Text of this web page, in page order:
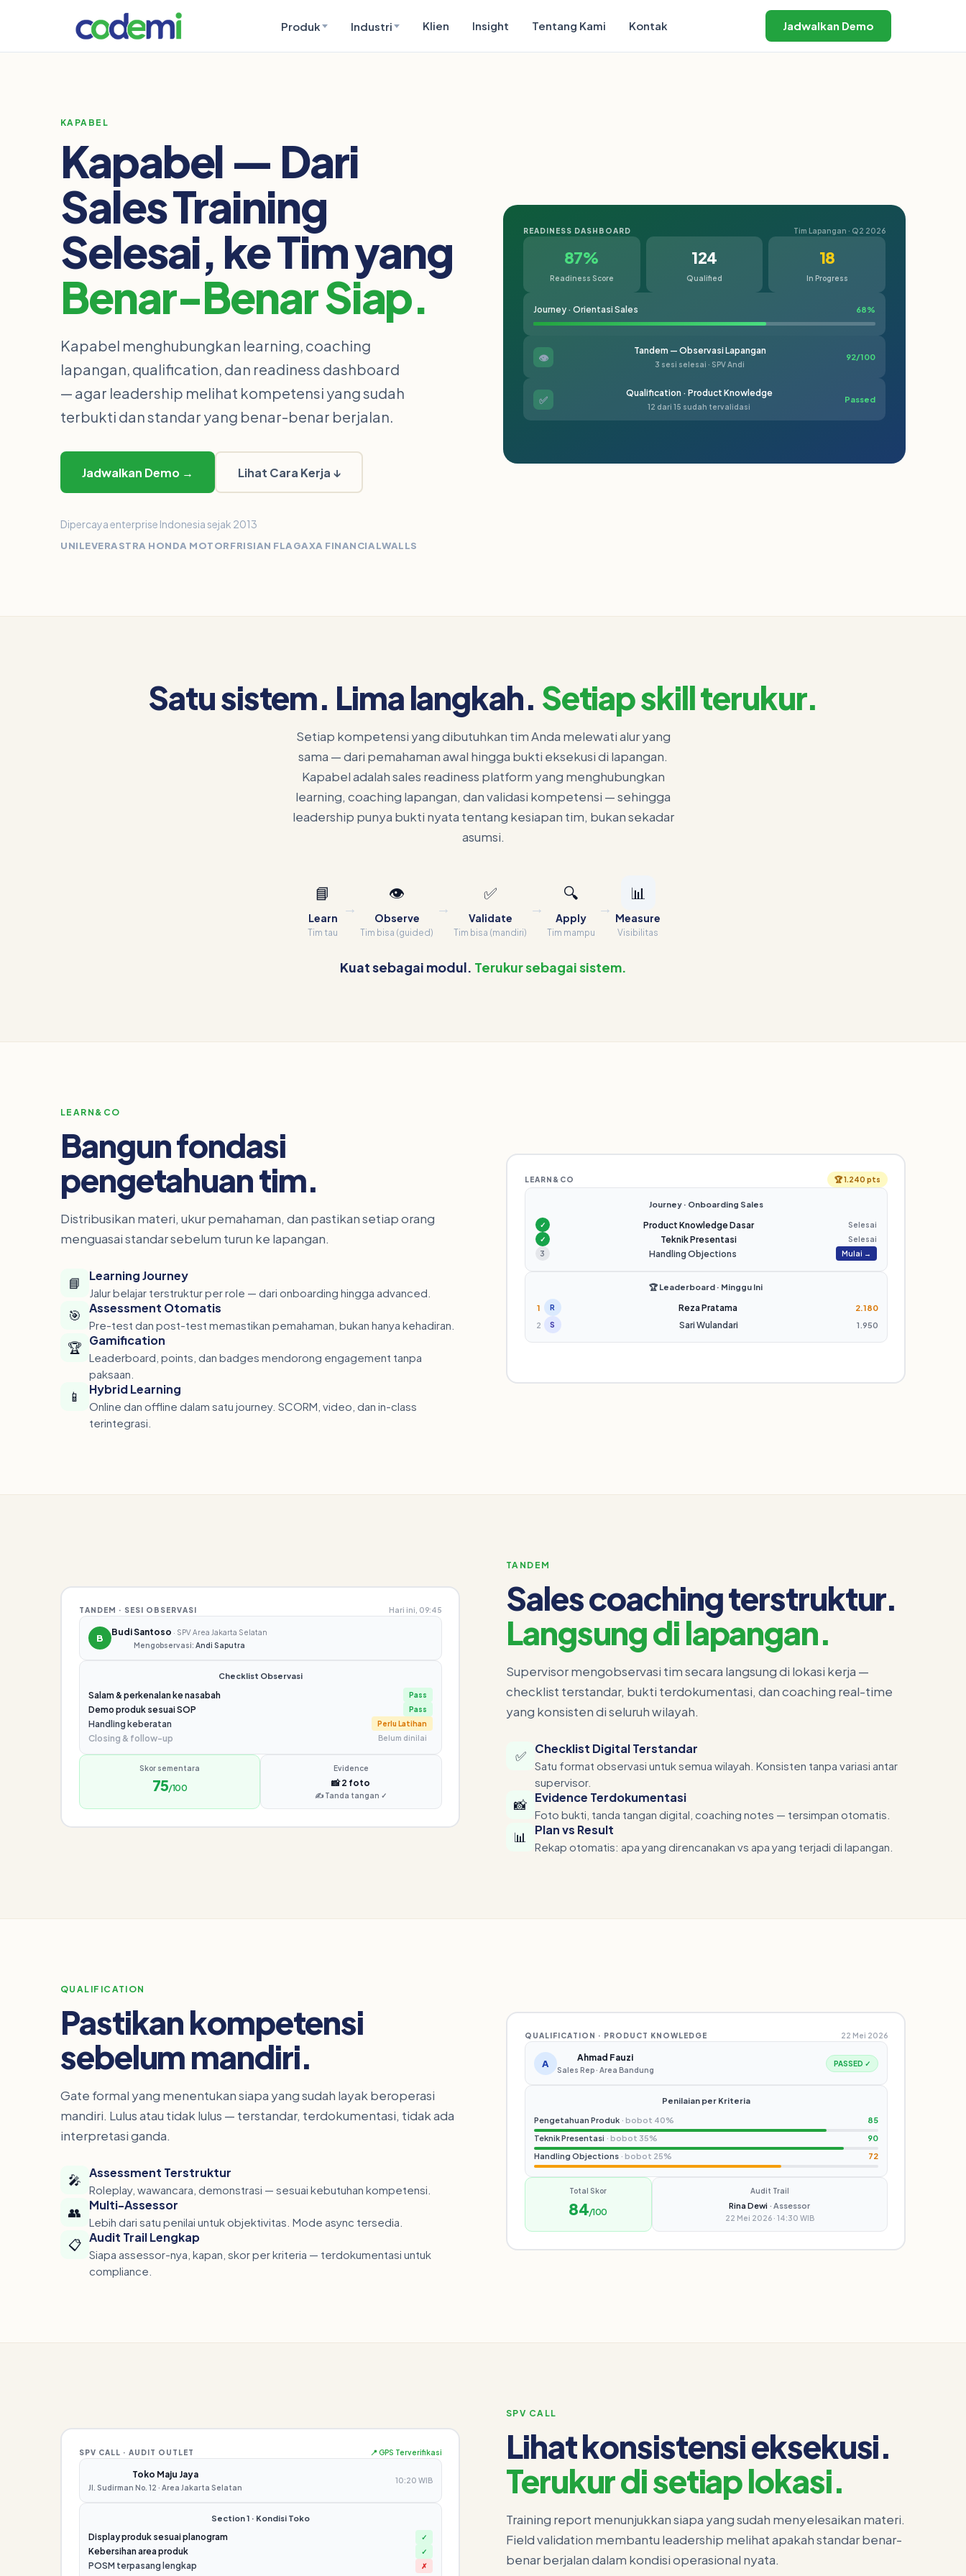
Produk Industri Klien Insight Tentang Kami Kontak Jadwalkan Demo
KAPABEL
Kapabel — Dari
Sales Training
Selesai, ke Tim yang
Benar-Benar Siap.
Kapabel menghubungkan learning, coaching
lapangan, qualification, dan readiness dashboard
— agar leadership melihat kompetensi yang sudah
terbukti dan standar yang benar-benar berjalan.
Jadwalkan Demo → Lihat Cara Kerja ↓
Dipercaya enterprise Indonesia sejak 2013
UNILEVERASTRA HONDA MOTORFRISIAN FLAGAXA FINANCIALWALLS
READINESS DASHBOARD Tim Lapangan · Q2 2026
87%
Readiness Score
124
Qualified
18
In Progress
Journey · Orientasi Sales 68%
👁 Tandem — Observasi Lapangan
3 sesi selesai · SPV Andi
92/100
✅ Qualification · Product Knowledge
12 dari 15 sudah tervalidasi
Passed
Satu sistem. Lima langkah. Setiap skill terukur.
Setiap kompetensi yang dibutuhkan tim Anda melewati alur yang
sama — dari pemahaman awal hingga bukti eksekusi di lapangan.
Kapabel adalah sales readiness platform yang menghubungkan
learning, coaching lapangan, dan validasi kompetensi — sehingga
leadership punya bukti nyata tentang kesiapan tim, bukan sekadar
asumsi.
📘
Learn
Tim tau
→
👁️
Observe
Tim bisa (guided)
→
✅
Validate
Tim bisa (mandiri)
→
🔍
Apply
Tim mampu
→
📊
Measure
Visibilitas
Kuat sebagai modul. Terukur sebagai sistem.
LEARN&CO
Bangun fondasi
pengetahuan tim.
Distribusikan materi, ukur pemahaman, dan pastikan setiap orang
menguasai standar sebelum turun ke lapangan.
📘 Learning Journey
Jalur belajar terstruktur per role — dari onboarding hingga advanced.
🎯 Assessment Otomatis
Pre-test dan post-test memastikan pemahaman, bukan hanya kehadiran.
🏆 Gamification
Leaderboard, points, dan badges mendorong engagement tanpa
paksaan.
📱 Hybrid Learning
Online dan offline dalam satu journey. SCORM, video, dan in-class
terintegrasi.
LEARN&CO 🏆 1.240 pts
Journey · Onboarding Sales
✓ Product Knowledge Dasar
Selesai
✓
Teknik Presentasi
Selesai
3
Handling Objections Mulai →
🏆 Leaderboard · Minggu Ini
1 R Reza Pratama
2.180
2
S Sari Wulandari 1.950
TANDEM
Sales coaching terstruktur.
Langsung di lapangan.
Supervisor mengobservasi tim secara langsung di lokasi kerja —
checklist terstandar, bukti terdokumentasi, dan coaching real-time
yang konsisten di seluruh wilayah.
✅ Checklist Digital Terstandar
Satu format observasi untuk semua wilayah. Konsisten tanpa variasi antar
supervisor.
📸 Evidence Terdokumentasi
Foto bukti, tanda tangan digital, coaching notes — tersimpan otomatis.
📊 Plan vs Result
Rekap otomatis: apa yang direncanakan vs apa yang terjadi di lapangan.
TANDEM · SESI OBSERVASI Hari ini, 09:45
B
Budi Santoso · SPV Area Jakarta Selatan
Mengobservasi: Andi Saputra
Checklist Observasi
Salam & perkenalan ke nasabah Pass
Demo produk sesuai SOP Pass
Handling keberatan Perlu Latihan
Closing & follow-up Belum dinilai
Skor sementara
75/100
Evidence
📸 2 foto
✍ Tanda tangan ✓
QUALIFICATION
Pastikan kompetensi
sebelum mandiri.
Gate formal yang menentukan siapa yang sudah layak beroperasi
mandiri. Lulus atau tidak lulus — terstandar, terdokumentasi, tidak ada
interpretasi ganda.
🎤 Assessment Terstruktur
Roleplay, wawancara, demonstrasi — sesuai kebutuhan kompetensi.
👥 Multi-Assessor
Lebih dari satu penilai untuk objektivitas. Mode async tersedia.
📋 Audit Trail Lengkap
Siapa assessor-nya, kapan, skor per kriteria — terdokumentasi untuk
compliance.
QUALIFICATION · PRODUCT KNOWLEDGE 22 Mei 2026
A Ahmad Fauzi
Sales Rep · Area Bandung
PASSED ✓
Penilaian per Kriteria
Pengetahuan Produk · bobot 40%
85
Teknik Presentasi · bobot 35%
90
Handling Objections · bobot 25% 72
Total Skor
84/100
Audit Trail
Rina Dewi · Assessor
22 Mei 2026 · 14:30 WIB
SPV CALL
Lihat konsistensi eksekusi.
Terukur di setiap lokasi.
Training report menunjukkan siapa yang sudah menyelesaikan materi.
Field validation membantu leadership melihat apakah standar benar-
benar berjalan dalam kondisi operasional nyata.
SPV CALL · AUDIT OUTLET 📍 GPS Terverifikasi
Toko Maju Jaya
Jl. Sudirman No. 12 · Area Jakarta Selatan
10:20 WIB
Section 1 · Kondisi Toko
Display produk sesuai planogram ✓
Kebersihan area produk ✓
POSM terpasang lengkap ✗